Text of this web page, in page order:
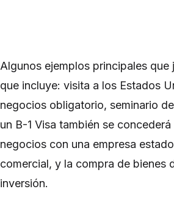
Algunos ejemplos principales
que incluye: visita a los Estados
negocios obligatorio, seminario
un B-1 Visa también se
negocios con una empresa
comercial, y la compra de bienes
inversión.